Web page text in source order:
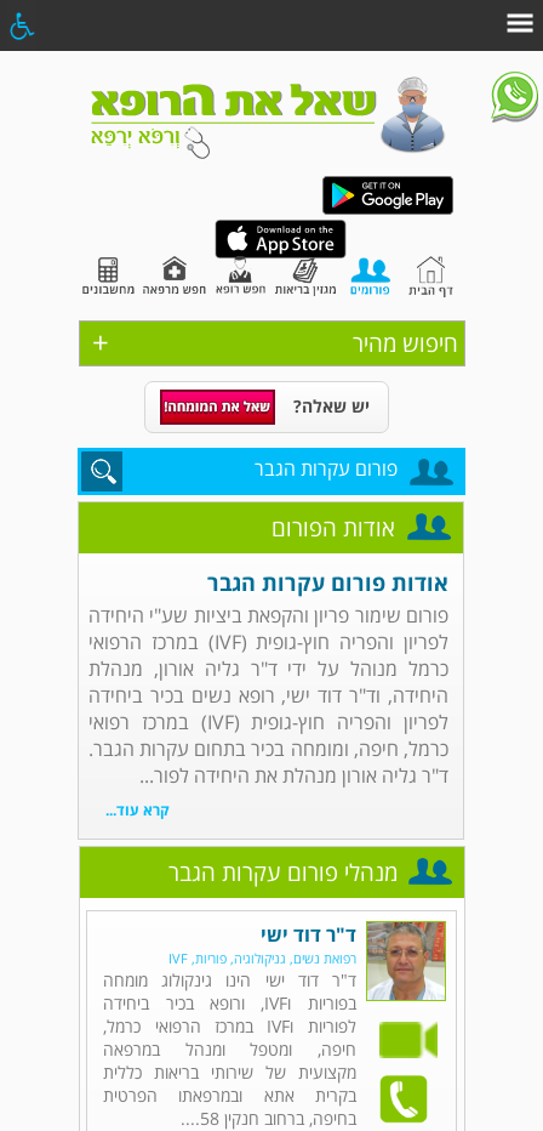
+ חיפוש מהיר
יש שאלה?
פורום עקרות הגבר
אודות הפורום
אודות פורום עקרות הגבר
פורום שימור פריון והקפאת ביציות שע"י היחידה
לפריון והפריה חוץ-גופית (IVF) במרכז הרפואי
כרמל מנוהל על ידי ד"ר גליה אורון, מנהלת
היחידה, וד"ר דוד ישי, רופא נשים בכיר ביחידה
לפריון והפריה חוץ-גופית (IVF) במרכז רפואי
כרמל, חיפה, ומומחה בכיר בתחום עקרות הגבר.
ד"ר גליה אורון מנהלת את היחידה לפור...
קרא עוד...
מנהלי פורום עקרות הגבר
ד"ר דוד ישי
רפואת נשים, גניקולוגיה, פוריות, IVF
ד"ר דוד ישי הינו גינקולוג מומחה
בפוריות וIVF, ורופא בכיר ביחידה
לפוריות וIVF במרכז הרפואי כרמל,
חיפה, ומטפל ומנהל במרפאה
מקצועית של שירותי בריאות כללית
בקרית אתא ובמרפאתו הפרטית
בחיפה, ברחוב חנקין 58....